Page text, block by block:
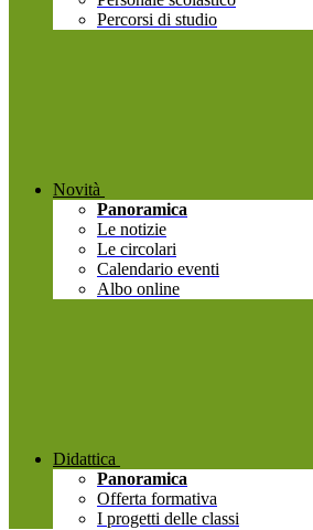
Percorsi di studio
Novità
Panoramica
Le notizie
Le circolari
Calendario eventi
Albo online
Didattica
Panoramica
Offerta formativa
I progetti delle classi